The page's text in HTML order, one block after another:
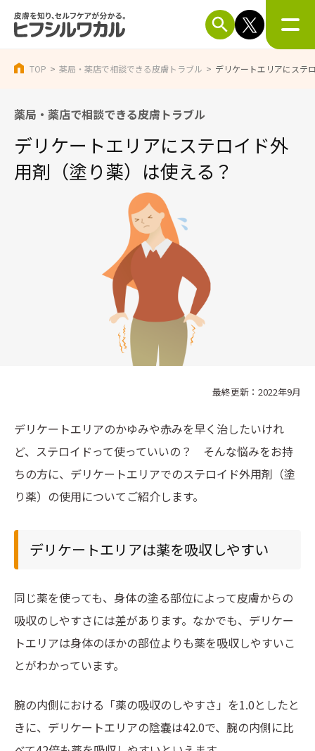
TOP 薬局・薬店で相談できる皮膚トラブル デリケートエリアにステ
薬局・薬店で相談できる皮膚トラブル
デリケートエリアにステロイド外
用剤（塗り薬）は使える？
最終更新： 2022年9月
デリケートエリアのかゆみや赤みを早く治したいけれ
ど、ステロイドって使っていいの？ そんな悩みをお持
ちの方に、デリケートエリアでのステロイド外用剤（塗
り薬）の使用についてご紹介します。
デリケートエリアは薬を吸収しやすい
同じ薬を使っても、身体の塗る部位によって皮膚からの
吸収のしやすさには差があります。なかでも、デリケー
トエリアは身体のほかの部位よりも薬を吸収しやすいこ
とがわかっています。
腕の内側における「薬の吸収のしやすさ」を1.0としたと
きに、デリケートエリアの陰嚢は42.0で、腕の内側に比